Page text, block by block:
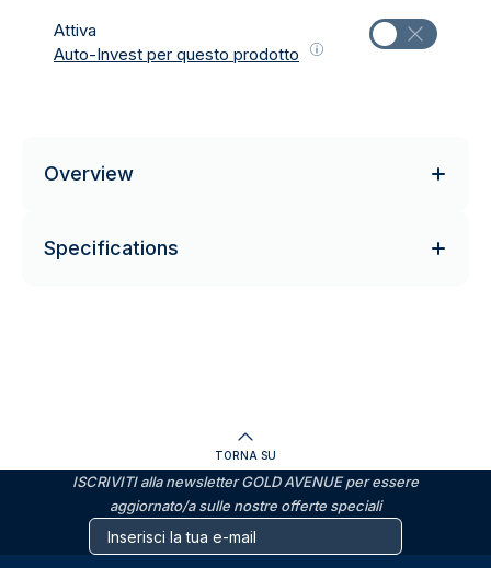
Attiva
Auto-Invest per questo prodotto
Overview
Specifications
TORNA SU
ISCRIVITI alla newsletter GOLD AVENUE per essere
aggiornato/a sulle nostre offerte speciali